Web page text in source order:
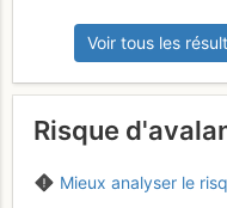
Voir tous les
Risque
Mieux analyser le